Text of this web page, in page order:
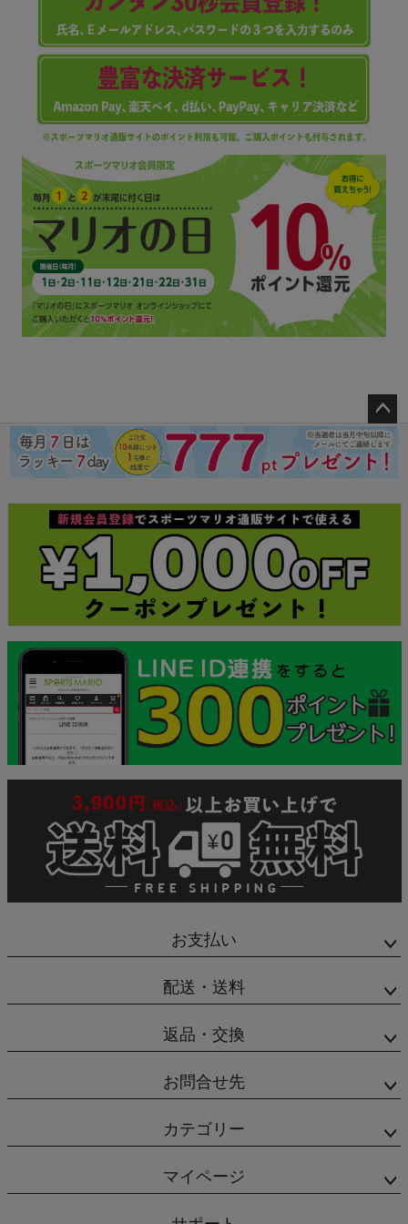
ペー
ジト
ップ
お支払い
配送・送料
返品・交換
お問合せ先
カテゴリー
マイページ